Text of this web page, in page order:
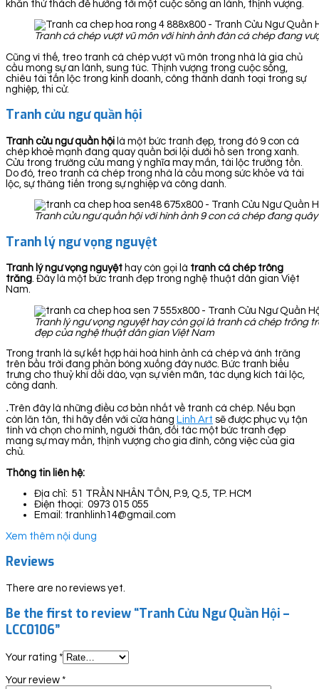
khăn thử thách để hướng tới một cuộc sống an lành, thịnh vượng.
Tranh cá chép vượt vũ môn với hình ảnh đàn cá chép đang
Cũng vì thế, treo tranh cá chép vượt vũ môn trong nhà là gia chủ
cầu mong sự an lành, sung túc. Thịnh vượng trong cuộc sống,
chiêu tài tấn lộc trong kinh doanh, công thành danh toại trong sự
nghiệp, thi cử.
Tranh cửu ngư quần hội
Tranh cửu ngư quần hội là một bức tranh đẹp, trong đó 9 con cá
chép khoẻ mạnh đang quay quần bơi lội dưới hồ sen trong xanh.
Cửu trong trường cửu mang ý nghĩa may mắn, tài lộc trường tồn.
Do đó, treo tranh cá chép trong nhà là cầu mong sức khỏe và tài
lộc, sự thăng tiến trong sự nghiệp và công danh.
Tranh cửu ngư quần hội với hình ảnh 9 con cá chép đang
Tranh lý ngư vọng nguyệt
Tranh lý ngư vọng nguyệt hay còn gọi là tranh cá chép trông
trăng . Đây là một bức tranh đẹp trong nghệ thuật dân gian Việt
Nam.
Tranh lý ngư vọng nguyệt hay còn gọi là tranh cá chép trông
đẹp của nghệ thuật dân gian Việt Nam
Trong tranh là sự kết hợp hài hoà hình ảnh cá chép và ánh trăng
trên bầu trời đang phản bóng xuống đáy nước. Bức tranh biểu
trưng cho thuỷ khí dồi dào, vạn sự viên mãn, tác dụng kích tài lộc,
công danh.
.Trên đây là những điều cơ bản nhất về tranh cá chép. Nếu bạn
còn lăn tăn, thì hãy đến với cửa hàng Linh Art sẽ được phục vụ tận
tình và chọn cho mình, người thân, đối tác một bức tranh đẹp
mang sự may mắn, thịnh vượng cho gia đình, công việc của gia
chủ.
Thông tin liên hệ:
Địa chỉ: 51 TRẦN NHÂN TÔN, P.9, Q.5, TP. HCM
Điện thoại: 0973 015 055
Email: tranhlinh14@gmail.com
Xem thêm nội dung
Reviews
There are no reviews yet.
Be the first to review “Tranh Cửu Ngư Quần Hội –
LCC0106”
Your rating *
Your review *